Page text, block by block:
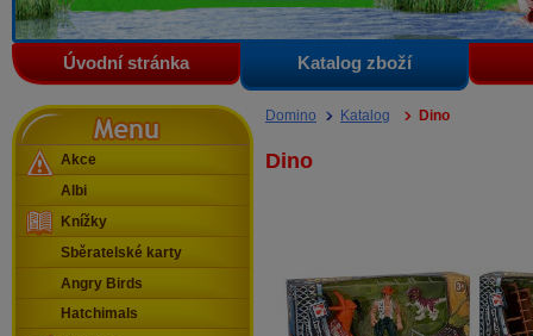
Úvodní stránka Katalog zboží
Domino Katalog Dino
Dino
Menu
Akce
Albi
Knížky
Sběratelské karty
Angry Birds
Hatchimals